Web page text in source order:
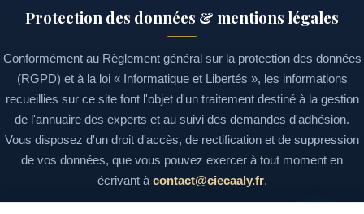
Protection des données & mentions légales
Conformément au Règlement général sur la protection des données
(RGPD) et à la loi « Informatique et Libertés », les informations
recueillies sur ce site font l'objet d'un traitement destiné à la gestion
de l'annuaire des experts et au suivi des demandes d'adhésion.
Vous disposez d'un droit d'accès, de rectification et de suppression
de vos données, que vous pouvez exercer à tout moment en
écrivant à contact@ciecaaly.fr.